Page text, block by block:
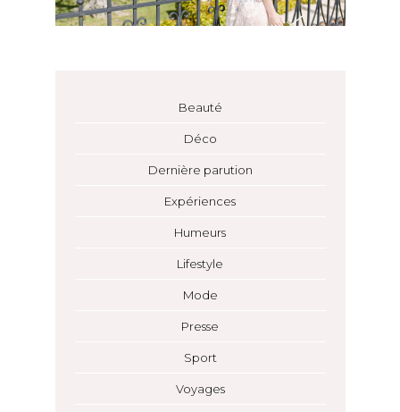
Beauté
Déco
Dernière parution
Expériences
Humeurs
Lifestyle
Mode
Presse
Sport
Voyages